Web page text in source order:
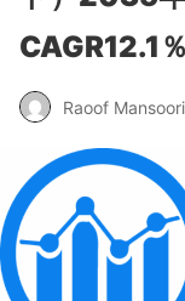
CAGR12.1
Raoof Mansoori